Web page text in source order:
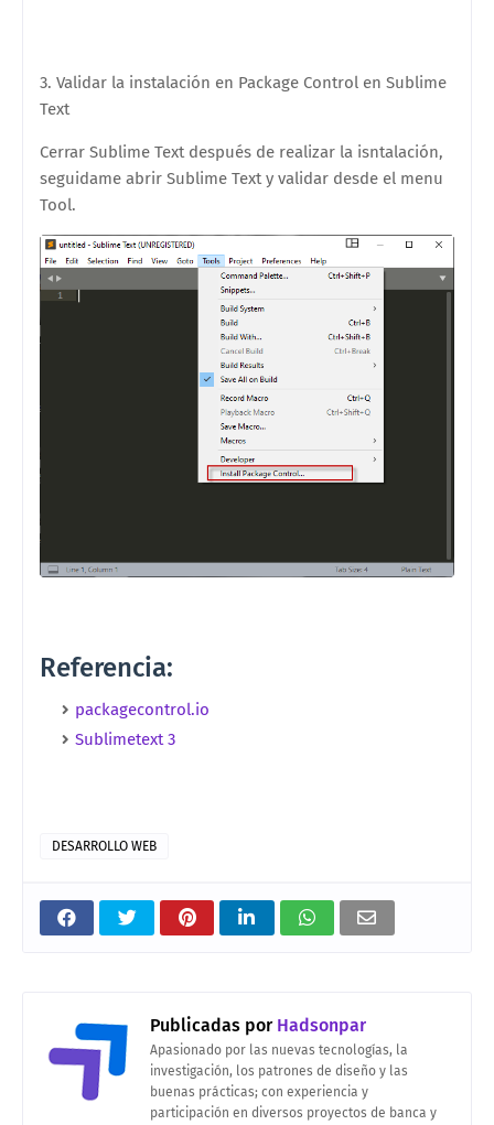
3. Validar la instalación en Package Control en Sublime
Text
Cerrar Sublime Text después de realizar la isntalación,
seguidame abrir Sublime Text y validar desde el menu
Tool.
Referencia:
packagecontrol.io
Sublimetext 3
DESARROLLO WEB
Publicadas porHadsonpar
Apasionado por las nuevas tecnologías, la
investigación, los patrones de diseño y las
buenas prácticas; con experiencia y
participación en diversos proyectos de banca y